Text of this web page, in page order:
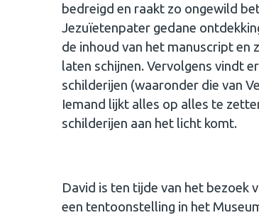
bedreigd en raakt zo ongewild
Jezuïetenpater gedane
de inhoud van het manuscript en
laten schijnen. Vervolgens vindt
schilderijen (waaronder die van
Iemand lijkt alles op alles te
schilderijen aan het licht komt.
David is ten tijde van het bezoek
een tentoonstelling in het